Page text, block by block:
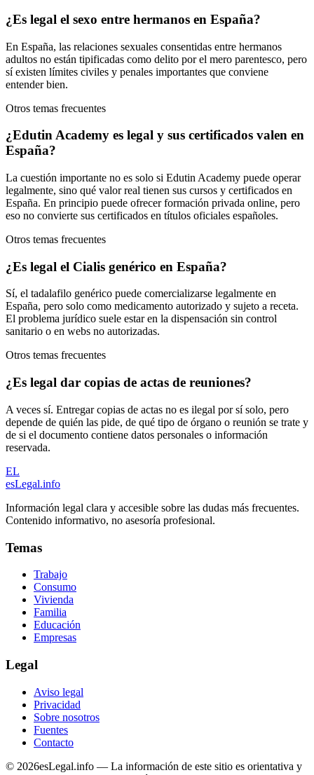
¿Es legal el sexo entre hermanos en España?
En España, las relaciones sexuales consentidas entre hermanos
adultos no están tipificadas como delito por el mero parentesco, pero
sí existen límites civiles y penales importantes que conviene
entender bien.
Otros temas frecuentes
¿Edutin Academy es legal y sus certificados valen en
España?
La cuestión importante no es solo si Edutin Academy puede operar
legalmente, sino qué valor real tienen sus cursos y certificados en
España. En principio puede ofrecer formación privada online, pero
eso no convierte sus certificados en títulos oficiales españoles.
Otros temas frecuentes
¿Es legal el Cialis genérico en España?
Sí, el tadalafilo genérico puede comercializarse legalmente en
España, pero solo como medicamento autorizado y sujeto a receta.
El problema jurídico suele estar en la dispensación sin control
sanitario o en webs no autorizadas.
Otros temas frecuentes
¿Es legal dar copias de actas de reuniones?
A veces sí. Entregar copias de actas no es ilegal por sí solo, pero
depende de quién las pide, de qué tipo de órgano o reunión se trate y
de si el documento contiene datos personales o información
reservada.
EL
esLegal.info
Información legal clara y accesible sobre las dudas más frecuentes.
Contenido informativo, no asesoría profesional.
Temas
Trabajo
Consumo
Vivienda
Familia
Educación
Empresas
Legal
Aviso legal
Privacidad
Sobre nosotros
Fuentes
Contacto
© 2026esLegal.info — La información de este sitio es orientativa y